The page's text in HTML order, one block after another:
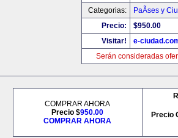
Categorias:
PaÃ­ses y
Precio:
$950.00
Visitar!
e-
Serán consideradas
COMPRAR AHORA
Precio $950.00
COMPRAR AHORA
Precio